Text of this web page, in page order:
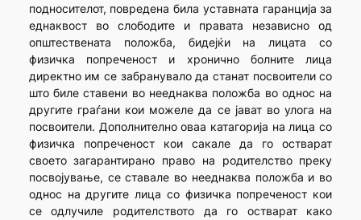
подносителот, повредена била уставната гаранција за
еднаквост во слободите и правата независно од
општествената положба, бидејќи на лицата со
физичка попреченост и хронично болните лица
директно им се забранувало да станат посвоители со
што биле ставени во нееднаква положба во однос на
другите граѓани кои можеле да се јават во улога на
посвоители. Дополнително оваа катагорија на лица со
физичка попреченост кои сакале да го остварат
своето загарантирано право на родителство преку
посвојување, се ставале во нееднаква положба и во
однос на другите лица со физичка попреченост кои
се одлучиле родителството да го остварат како